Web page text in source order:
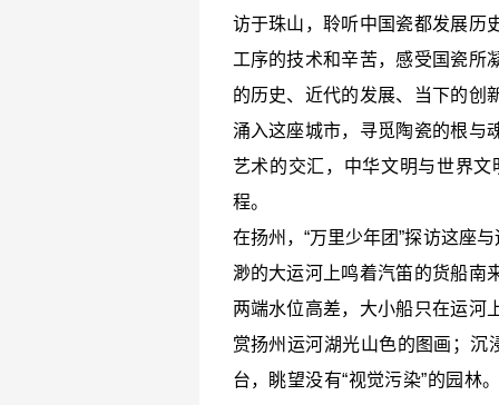
访于珠山，聆听中国瓷都发展历
工序的技术和辛苦，感受国瓷所
的历史、近代的发展、当下的创
涌入这座城市，寻觅陶瓷的根与
艺术的交汇，中华文明与世界
程。
在扬州，“万里少年团”探访这座
渺的大运河上鸣着汽笛的货船南
两端水位高差，大小船只在运河
赏扬州运河湖光山色的图画；沉
台，眺望没有“视觉污染”的园林